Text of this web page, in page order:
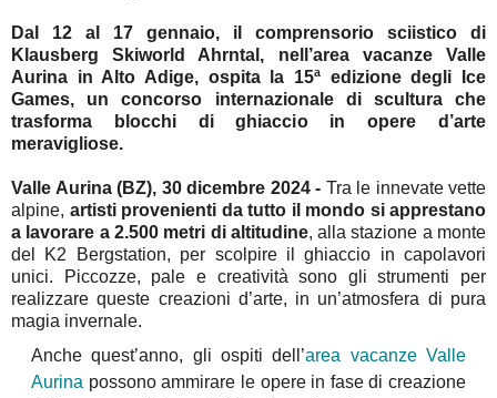
Dal 12 al 17 gennaio, il comprensorio sciistico di
Klausberg Skiworld Ahrntal, nell’area vacanze Valle
Aurina in Alto Adige, ospita la 15ª edizione degli Ice
Games, un concorso internazionale di scultura che
trasforma blocchi di ghiaccio in opere d’arte
meravigliose.
Valle Aurina (BZ), 30 dicembre 2024 - Tra le innevate vette
alpine, artisti provenienti da tutto il mondo si apprestano
a lavorare a 2.500 metri di altitudine, alla stazione a monte
del K2 Bergstation, per scolpire il ghiaccio in capolavori
unici. Piccozze, pale e creatività sono gli strumenti per
realizzare queste creazioni d’arte, in un’atmosfera di pura
magia invernale.
Anche quest’anno, gli ospiti dell’area vacanze Valle
Aurina possono ammirare le opere in fase di creazione